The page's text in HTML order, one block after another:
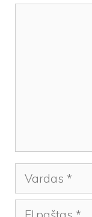
Vardas
El.paštas